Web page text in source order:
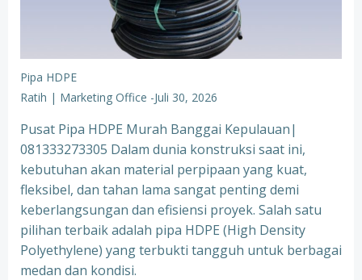
Pipa HDPE
Ratih | Marketing Office -Juli 30, 2026
Pusat Pipa HDPE Murah Banggai Kepulauan|
081333273305 Dalam dunia konstruksi saat ini,
kebutuhan akan material perpipaan yang kuat,
fleksibel, dan tahan lama sangat penting demi
keberlangsungan dan efisiensi proyek. Salah satu
pilihan terbaik adalah pipa HDPE (High Density
Polyethylene) yang terbukti tangguh untuk berbagai
medan dan kondisi.